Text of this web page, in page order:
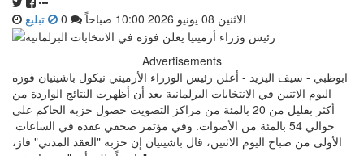
الاثنين 08 يونيو 2026 10:00 صباحاً تبليغ
Advertisements
ابوظبي - سيف اليزيد - أعلن رئيس الوزراء الأرميني نيكول باشينيان فوزه
اليوم الاثنين في الانتخابات البرلمانية ​بعد أن أظهرت النتائج الواردة من
أكثر بقليل من 20 بالمئة من مراكز التصويت حصول حزبه ⁠الحاكم على
حوالي 54 بالمئة من الأصوات. وفي ​مؤتمر صحفي عقده في الساعات ​
الأولى ‌من صباح اليوم الاثنين، ⁠قال باشينيان ​إن حزبه "العقد المدني" فاز،